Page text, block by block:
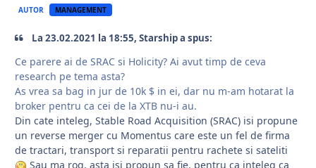
AUTOR MANAGEMENT
La 23.02.2021 la 18:55, Starship a spus:
Ce parere ai de SRAC si Holicity? Ai avut timp de ceva
research pe tema asta?
As vrea sa bag in jur de 10k $ in ei, dar nu m-am hotarat la
broker pentru ca cei de la XTB nu-i au.
Din cate inteleg, Stable Road Acquisition (SRAC) isi propune
un reverse merger cu Momentus care este un fel de firma
de tractari, transport si reparatii pentru rachete si sateliti
Sau ma rog, asta isi propun sa fie, pentru ca inteleg ca